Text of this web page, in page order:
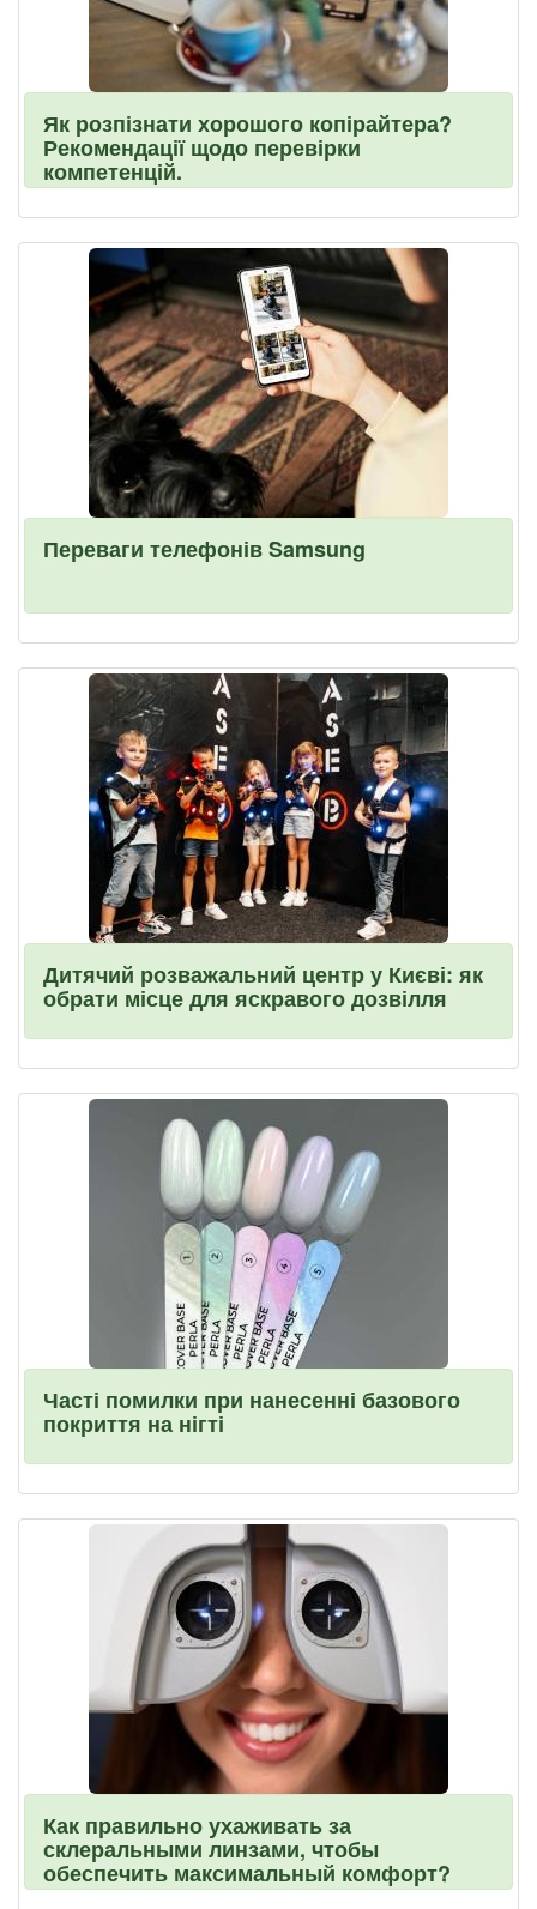
Як розпізнати хорошого копірайтера?
Рекомендації щодо перевірки
компетенцій.
Переваги телефонів Samsung
Дитячий розважальний центр у Києві: як
обрати місце для яскравого дозвілля
Часті помилки при нанесенні базового
покриття на нігті
Как правильно ухаживать за
склеральными линзами, чтобы
обеспечить максимальный комфорт?